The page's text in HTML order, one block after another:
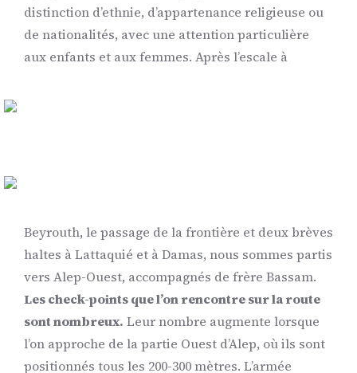
distinction d’ethnie, d’appartenance religieuse ou
de nationalités, avec une attention particulière
aux enfants et aux femmes. Après l’escale à
Beyrouth, le passage de la frontière et deux brèves
haltes à Lattaquié et à Damas, nous sommes partis
vers Alep-Ouest, accompagnés de frère Bassam.
Les check-points que l’on rencontre sur la route
sont nombreux. Leur nombre augmente lorsque
l’on approche de la partie Ouest d’Alep, où ils sont
positionnés tous les 200-300 mètres. L’armée